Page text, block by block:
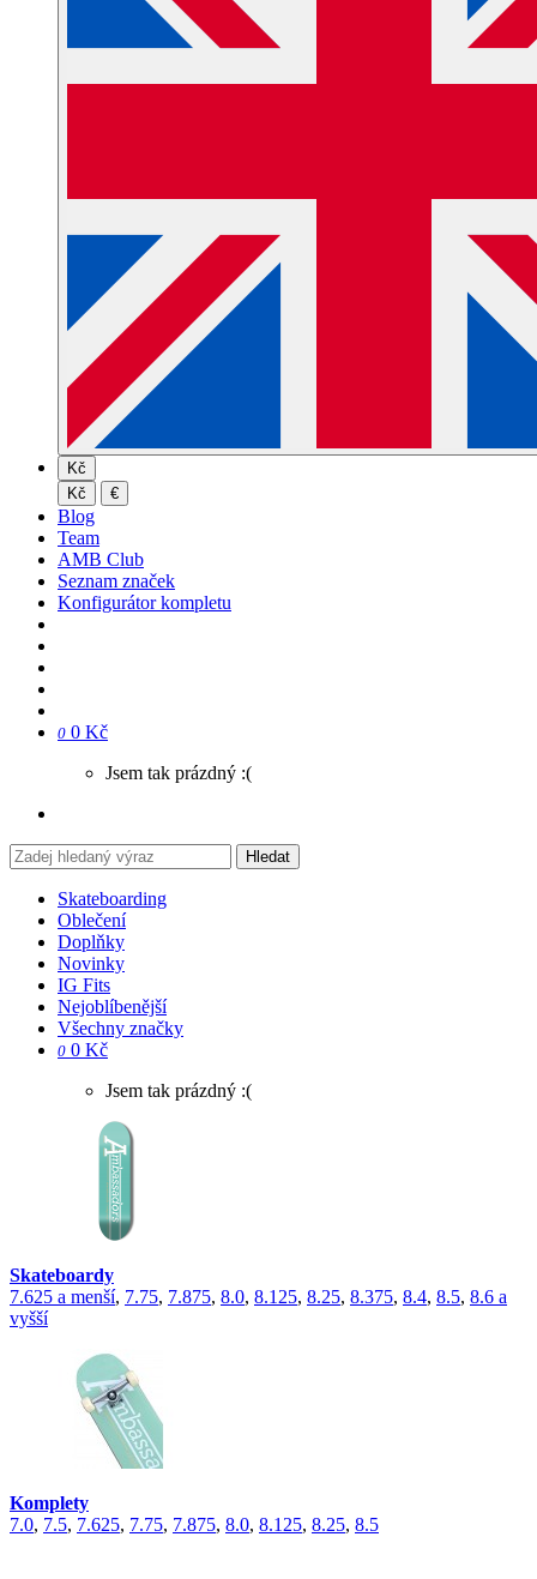
Kč
Kč
€
Blog
Team
AMB Club
Seznam značek
Konfigurátor kompletu
0 0 Kč
Jsem tak prázdný :(
Hledat
Skateboarding
Oblečení
Doplňky
Novinky
IG Fits
Nejoblíbenější
Všechny značky
0 0 Kč
Jsem tak prázdný :(
Skateboardy
7.625 a menší, 7.75, 7.875, 8.0, 8.125, 8.25, 8.375, 8.4, 8.5, 8.6 a
vyšší
Komplety
7.0, 7.5, 7.625, 7.75, 7.875, 8.0, 8.125, 8.25, 8.5